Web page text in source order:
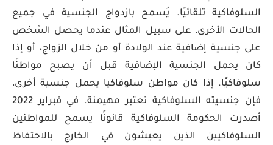
السلوفاكية تلقائيًا. يُسمح بازدواج الجنسية في جميع
الحالات الأخرى، على سبيل المثال عندما يحصل الشخص
على جنسية إضافية عند الولادة أو من خلال الزواج، أو إذا
كان يحمل الجنسية الإضافية قبل أن يصبح مواطنًا
سلوفاكيًا. إذا كان مواطن سلوفاكيا يحمل جنسية أخرى،
فإن جنسيته السلوفاكية تعتبر مهيمنة. في فبراير 2022
أصدرت الحكومة السلوفاكية قانونًا يسمح للمواطنين
السلوفاكيين الذين يعيشون في الخارج بالاحتفاظ